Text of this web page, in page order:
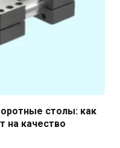
столы: как
на качество